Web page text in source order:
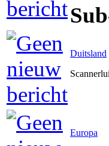
Duitsland
Europa